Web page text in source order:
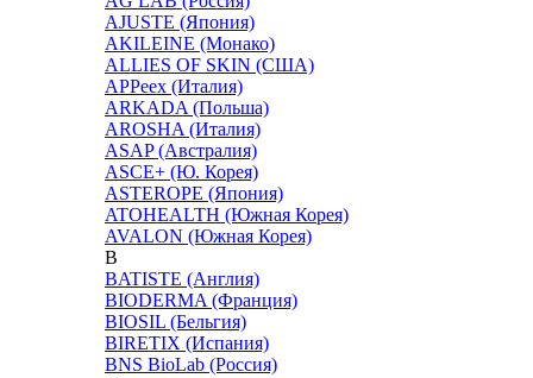
AJUSTE (Япония)
AKILEINE (Монако)
ALLIES OF SKIN (США)
APPeex (Италия)
ARKADA (Польша)
AROSHA (Италия)
ASAP (Австралия)
ASCE+ (Ю. Корея)
ASTEROPE (Япония)
ATOHEALTH (Южная Корея)
AVALON (Южная Корея)
B
BATISTE (Англия)
BIODERMA (Франция)
BIOSIL (Бельгия)
BIRETIX (Испания)
BNS BioLab (Россия)